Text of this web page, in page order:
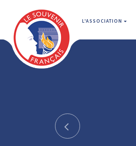
L'ASSOCIATION